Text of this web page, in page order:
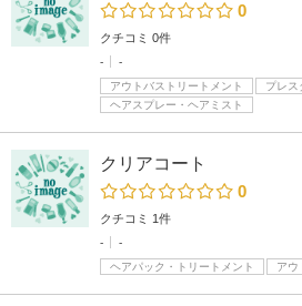
0
クチコミ 0件
-
-
アウトバストリートメント
プレス
ヘアスプレー・ヘアミスト
クリアコート
0
クチコミ 1件
-
-
ヘアパック・トリートメント
アウ